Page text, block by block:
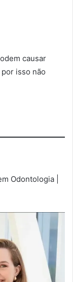
causar
por isso não
Odontologia |